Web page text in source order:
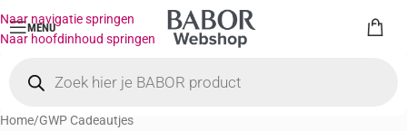
Naar navigatie springen
Naar hoofdinhoud springen
MENU
Home/GWP Cadeautjes